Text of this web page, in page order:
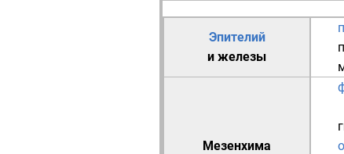
Эпителий
и железы
Мезенхима